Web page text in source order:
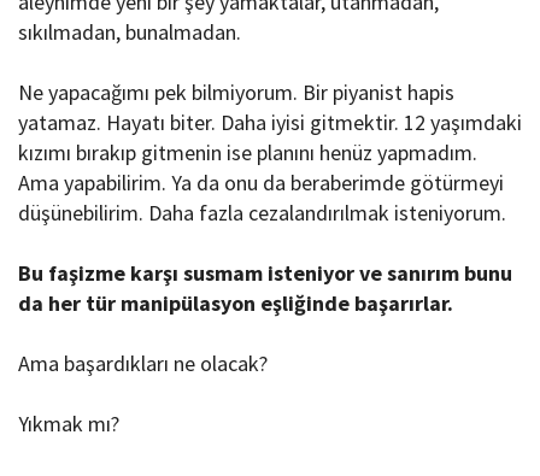
sıkılmadan, bunalmadan.
Ne yapacağımı pek bilmiyorum. Bir piyanist hapis
yatamaz. Hayatı biter. Daha iyisi gitmektir. 12 yaşımdaki
kızımı bırakıp gitmenin ise planını henüz yapmadım.
Ama yapabilirim. Ya da onu da beraberimde götürmeyi
düşünebilirim. Daha fazla cezalandırılmak isteniyorum.
Bu faşizme karşı susmam isteniyor ve sanırım bunu
da her tür manipülasyon eşliğinde başarırlar.
Ama başardıkları ne olacak?
Yıkmak mı?